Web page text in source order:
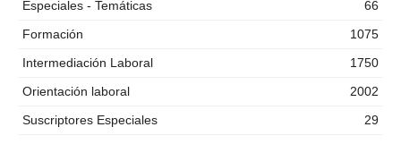
Especiales - Temáticas
66
Formación
1075
Intermediación Laboral
1750
Orientación laboral
2002
Suscriptores Especiales
29